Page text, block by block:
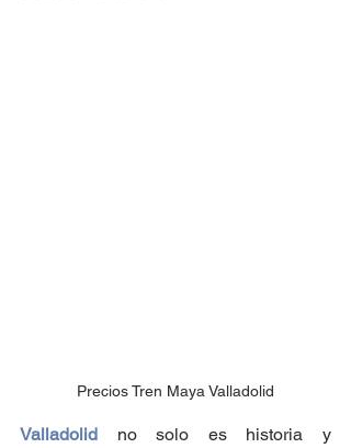
Precios Tren Maya Valladolid
Valladolid no solo es historia y